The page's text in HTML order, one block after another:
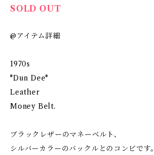
SOLD OUT
@アイテム詳細
1970s
"Dun Dee"
Leather
Money Belt.
ブラックレザーのマネーベルト、
シルバーカラーのバックルとのコンビです。